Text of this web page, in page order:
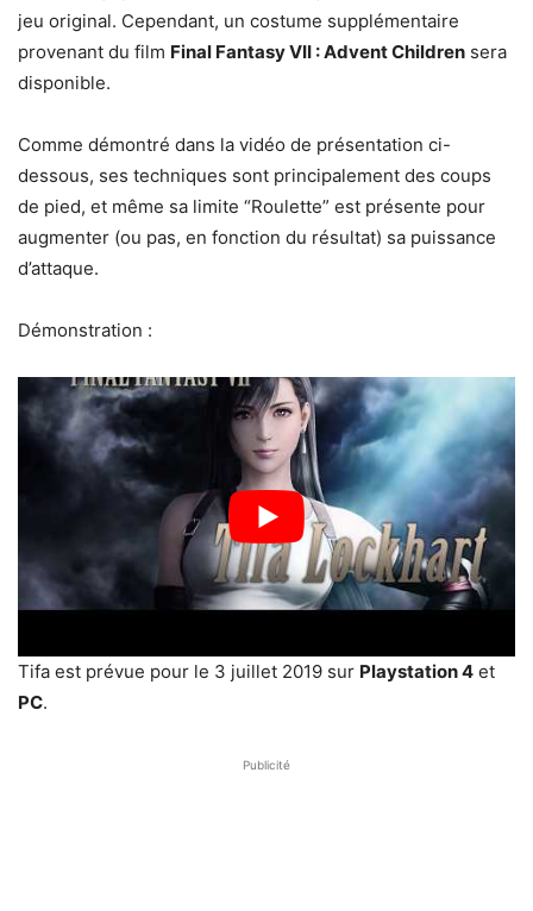
jeu original. Cependant, un costume supplémentaire
provenant du film Final Fantasy VII : Advent Children sera
disponible.
Comme démontré dans la vidéo de présentation ci-
dessous, ses techniques sont principalement des coups
de pied, et même sa limite “Roulette” est présente pour
augmenter (ou pas, en fonction du résultat) sa puissance
d’attaque.
Démonstration :
Tifa est prévue pour le 3 juillet 2019 sur Playstation 4 et
PC.
Publicité